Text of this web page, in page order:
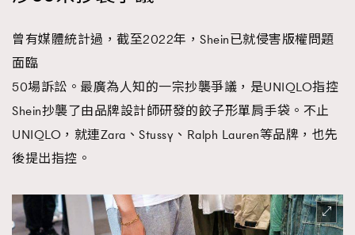
曾有媒體統計過，截至2022年，Shein已就侵害版權問題
面臨
50場訴訟。最廣為人知的一宗抄襲爭議，是UNIQLO指控
Shein抄襲了由品牌設計師研發的餃子形單肩手袋。不止
UNIQLO，就連Zara、Stussy、Ralph Lauren等品牌，也先
後提出指控。